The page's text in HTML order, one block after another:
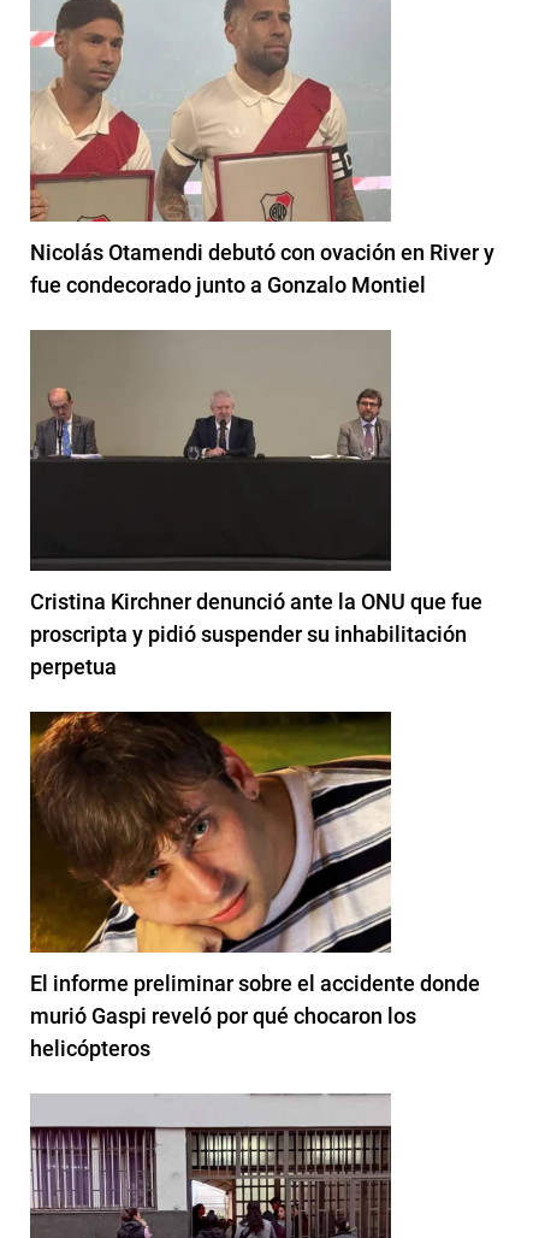
Nicolás Otamendi debutó con ovación en River y
fue condecorado junto a Gonzalo Montiel
Cristina Kirchner denunció ante la ONU que fue
proscripta y pidió suspender su inhabilitación
perpetua
El informe preliminar sobre el accidente donde
murió Gaspi reveló por qué chocaron los
helicópteros